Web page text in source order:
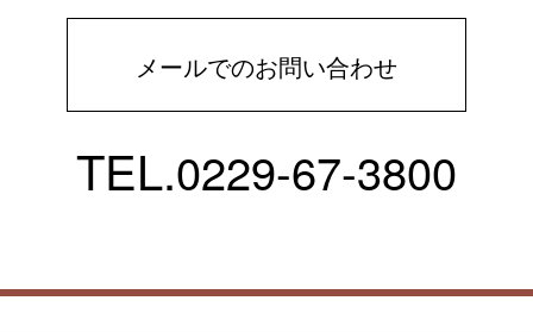
メールでのお問い合わせ
TEL.0229-67-3800